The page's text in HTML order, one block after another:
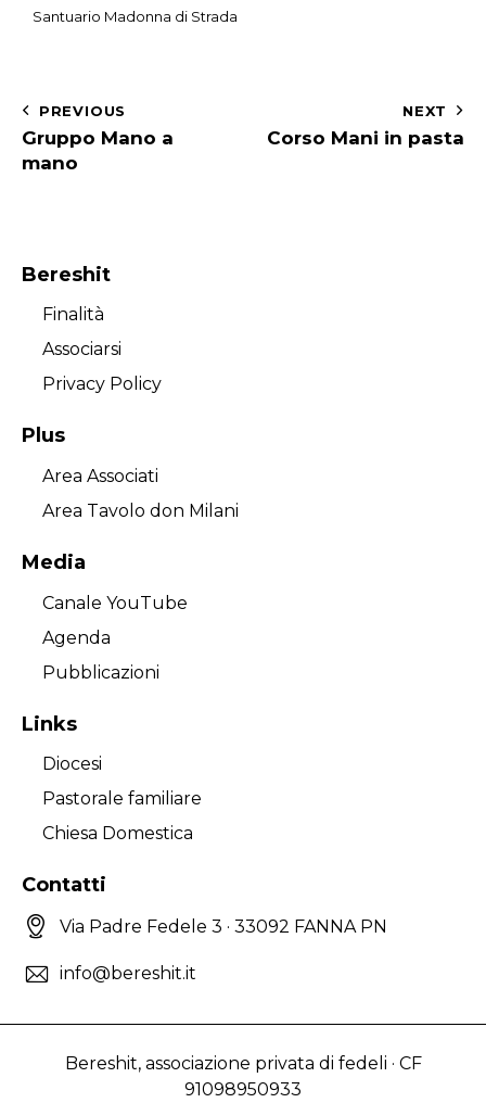
Santuario Madonna di Strada
Navigazione
articoli
PREVIOUS
Gruppo Mano a
mano
NEXT
Corso Mani in pasta
Bereshit
Finalità
Associarsi
Privacy Policy
Plus
Area Associati
Area Tavolo don Milani
Media
Canale YouTube
Agenda
Pubblicazioni
Links
Diocesi
Pastorale familiare
Chiesa Domestica
Contatti
Via Padre Fedele 3 · 33092 FANNA PN
info@bereshit.it
Bereshit, associazione privata di fedeli · CF
91098950933